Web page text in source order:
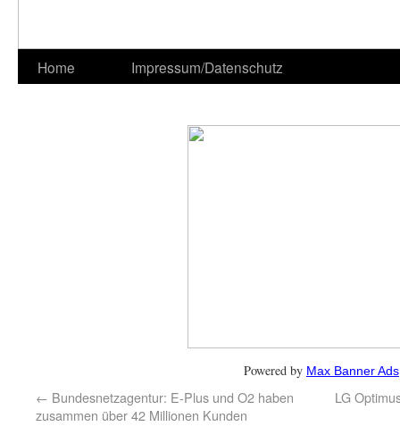
Home Impressum/Datenschutz
Powered by Max Banner Ads
← Bundesnetzagentur: E-Plus und O2 haben
zusammen über 42 Millionen Kunden
LG